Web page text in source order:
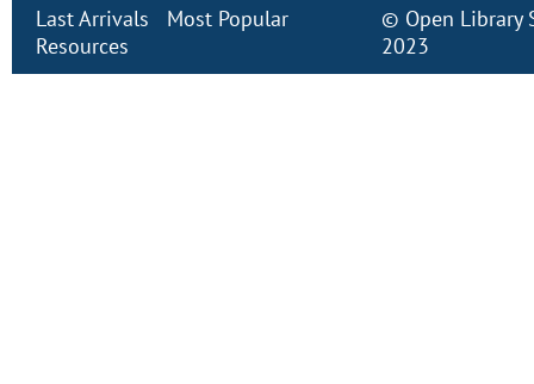
Last Arrivals
Most Popular
Resources
© Open Library
2023